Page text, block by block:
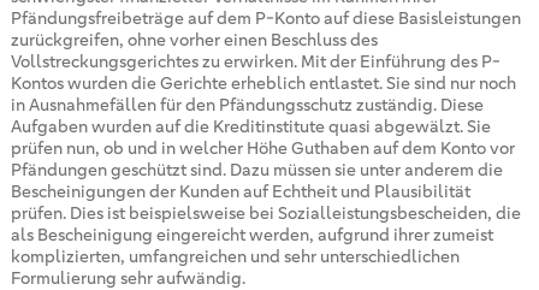
Pfändungsfreibeträge auf dem P-Konto auf diese Basisleistungen
zurückgreifen, ohne vorher einen Beschluss des
Vollstreckungsgerichtes zu erwirken. Mit der Einführung des P-
Kontos wurden die Gerichte erheblich entlastet. Sie sind nur noch
in Ausnahmefällen für den Pfändungsschutz zuständig. Diese
Aufgaben wurden auf die Kreditinstitute quasi abgewälzt. Sie
prüfen nun, ob und in welcher Höhe Guthaben auf dem Konto vor
Pfändungen geschützt sind. Dazu müssen sie unter anderem die
Bescheinigungen der Kunden auf Echtheit und Plausibilität
prüfen. Dies ist beispielsweise bei Sozialleistungsbescheiden, die
als Bescheinigung eingereicht werden, aufgrund ihrer zumeist
komplizierten, umfangreichen und sehr unterschiedlichen
Formulierung sehr aufwändig.